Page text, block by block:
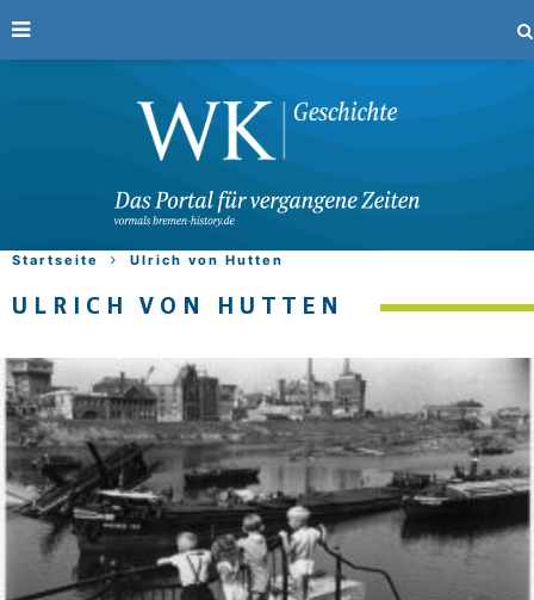
Startseite Ulrich von Hutten
ULRICH VON HUTTEN